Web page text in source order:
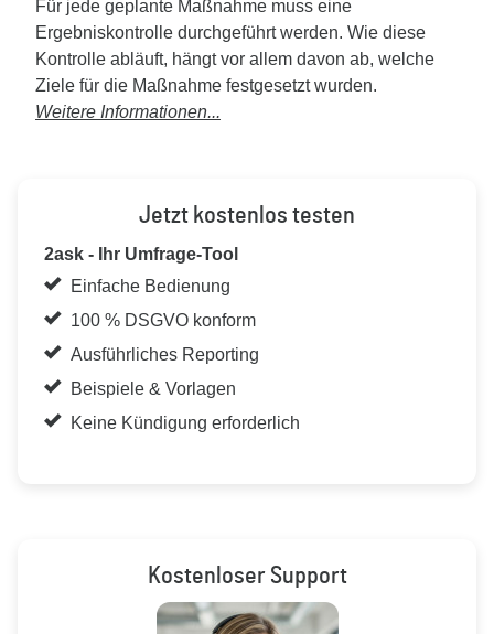
Für jede geplante Maßnahme muss eine
Ergebniskontrolle durchgeführt werden. Wie diese
Kontrolle abläuft, hängt vor allem davon ab, welche
Ziele für die Maßnahme festgesetzt wurden.
Weitere Informationen...
Jetzt kostenlos testen
2ask - Ihr Umfrage-Tool
Einfache Bedienung
100 % DSGVO konform
Ausführliches Reporting
Beispiele & Vorlagen
Keine Kündigung erforderlich
Kostenloser Support